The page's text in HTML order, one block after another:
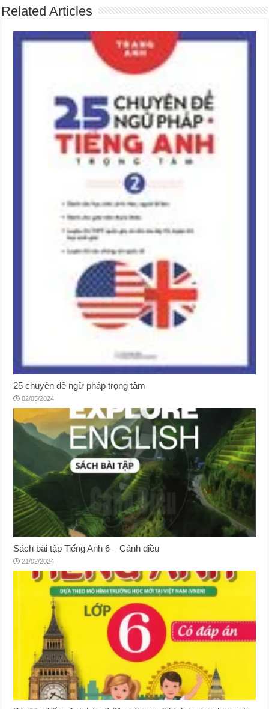
Related Articles
25 chuyên đề ngữ pháp trọng tâm
02/05/2024
Sách bài tập Tiếng Anh 6 – Cánh diều
21/02/2024